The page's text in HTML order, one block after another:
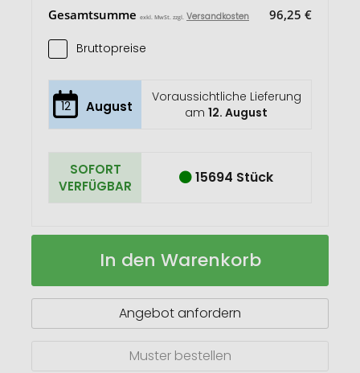
Gesamtsumme exkl. MwSt. zzgl. Versandkosten 96,25 €
Bruttopreise
12 August
Voraussichtliche Lieferung
am12. August
SOFORT
VERFÜGBAR
15694 Stück
Trolley
Schlüsselanhänger
Münzhalter
Auf
In den Warenkorb
Angebot anfordern
Muster bestellen